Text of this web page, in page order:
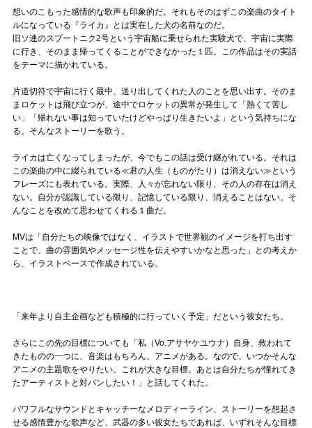
想いのこもった感情的な歌声も印象的だ。それもそのはずこの楽曲のタイト
ルになっている『ライカ』とは実在した犬の名前なのだ。
旧ソ連のスプートニク2号という宇宙船に乗せられた実験犬で、宇宙に実際
に行き、そのまま帰ってくることができなかった１匹。この作品はその実話
をテーマに描かれている。
片道切符で宇宙に行く最中、送り出してくれた人のことを思い出す。そのま
まロケットは飛び立つが、途中でロケットの異常が発生して「熱くて苦し
い」「帰れない事は知っていたけどやっぱり生きたいよ」という気持ちにな
る。そんなストーリーを歌う。
ライカは亡くなってしまったが、今でもこの話は受け継がれている。それは
この楽曲の中に綴られている≪君の人生（ものがたり）は消えない≫という
フレーズにも表れている。実際、人々が忘れない限り、その人の存在は消え
ない。自分が認識している限り、記憶している限り、消えることはない。そ
んなことを改めて思わせてくれる１曲だ。
MVは「自分たちの映像ではなく、イラストで世界観のイメージを打ち出す
ことで、曲の雰囲気やメッセージ性を伝えやすいかなと思った」との考えか
ら、イラストベースで作成されている。
「来年より自主企画なども積極的に行っていく予定」だという彼女たち。
さらにこの先の目標についても「私（Vo.アサヤケユウナ）自身、救われて
きたものの一つに、音楽はもちろん、アニメがある。なので、いつかそんな
アニメの主題歌をやりたい。これが大きな目標。あとは自分たちが憧れてき
たアーティストと対バンしたい！」と話してくれた。
パワフルなサウンドとキャッチーなメロディーライン、ストーリーを想起さ
せる感情豊かな歌声など、武器の多い彼女たちであれば、いずれそんな目標